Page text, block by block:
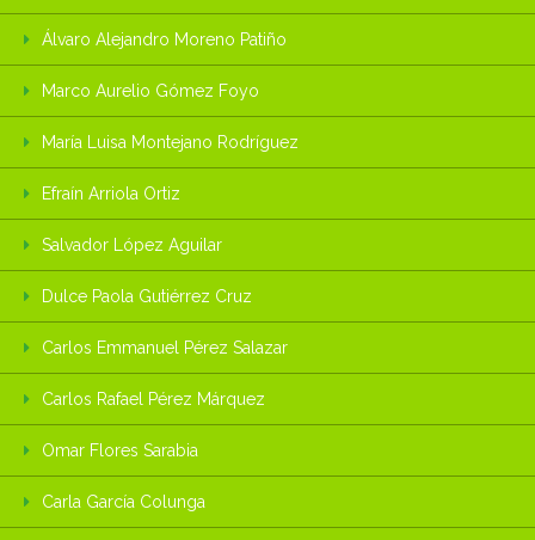
Álvaro Alejandro Moreno Patiño
Marco Aurelio Gómez Foyo
María Luisa Montejano Rodríguez
Efraín Arriola Ortiz
Salvador López Aguilar
Dulce Paola Gutiérrez Cruz
Carlos Emmanuel Pérez Salazar
Carlos Rafael Pérez Márquez
Omar Flores Sarabia
Carla García Colunga